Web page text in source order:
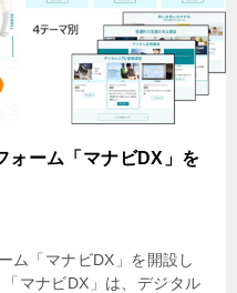
ォーム「マナビDX」を
ム「マナビDX」を開設し
マナビDX」は、デジタル